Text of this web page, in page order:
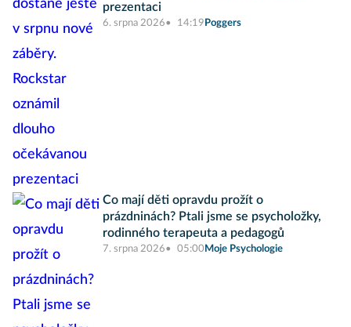
prezentaci
6. srpna 2026 14:19 Poggers
Co mají děti opravdu prožít o
prázdninách? Ptali jsme se psycholožky,
rodinného terapeuta a pedagogů
7. srpna 2026 05:00 Moje Psychologie